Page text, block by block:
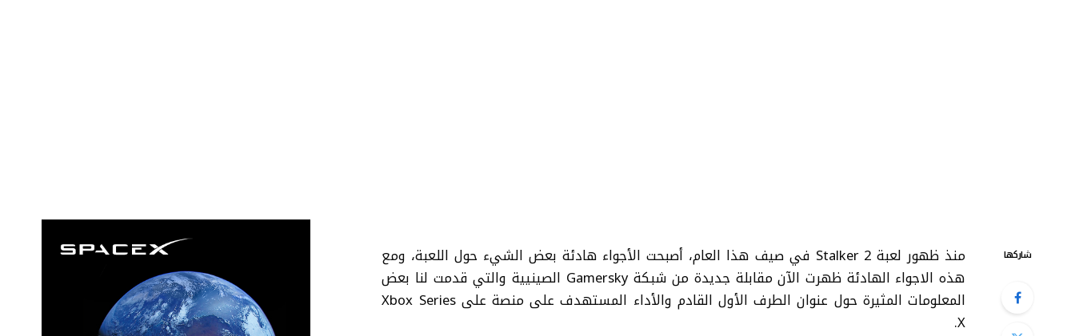
شاركها
منذ ظهور لعبة Stalker 2 في صيف هذا العام، أصبحت الأجواء هادئة بعض الشيء حول اللعبة، ومع
هذه الاجواء الهادئة ظهرت الآن مقابلة جديدة من شبكة Gamersky الصينيية والتي قدمت لنا بعض
المعلومات المثيرة حول عنوان الطرف الأول القادم والأداء المستهدف على منصة على Xbox Series
X.